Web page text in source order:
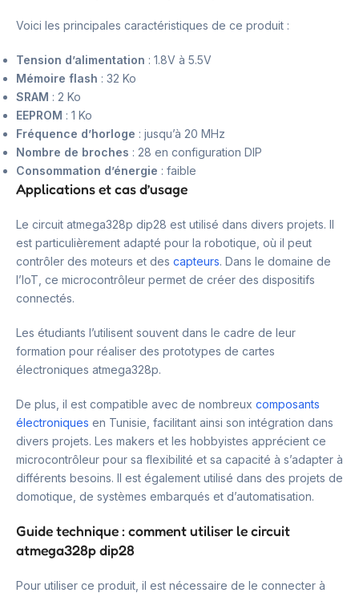
Voici les principales caractéristiques de ce produit :
Tension d’alimentation : 1.8V à 5.5V
Mémoire flash : 32 Ko
SRAM : 2 Ko
EEPROM : 1 Ko
Fréquence d’horloge : jusqu’à 20 MHz
Nombre de broches : 28 en configuration DIP
Consommation d’énergie : faible
Applications et cas d’usage
Le circuit atmega328p dip28 est utilisé dans divers projets. Il
est particulièrement adapté pour la robotique, où il peut
contrôler des moteurs et des capteurs. Dans le domaine de
l’IoT, ce microcontrôleur permet de créer des dispositifs
connectés.
Les étudiants l’utilisent souvent dans le cadre de leur
formation pour réaliser des prototypes de cartes
électroniques atmega328p.
De plus, il est compatible avec de nombreux composants
électroniques en Tunisie, facilitant ainsi son intégration dans
divers projets. Les makers et les hobbyistes apprécient ce
microcontrôleur pour sa flexibilité et sa capacité à s’adapter à
différents besoins. Il est également utilisé dans des projets de
domotique, de systèmes embarqués et d’automatisation.
Guide technique : comment utiliser le circuit
atmega328p dip28
Pour utiliser ce produit, il est nécessaire de le connecter à